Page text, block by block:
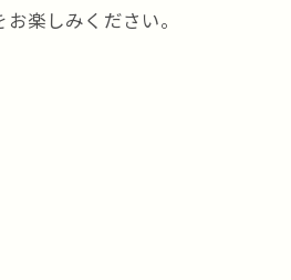
楽しみください。